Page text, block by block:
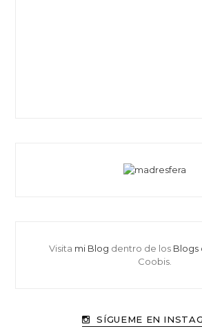
Visita mi Blog dentro de los Blogs
Coobis.
SÍGUEME EN